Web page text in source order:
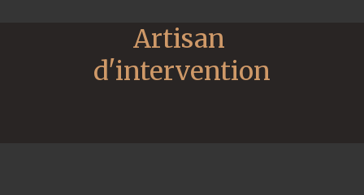
Artisan
d'intervention